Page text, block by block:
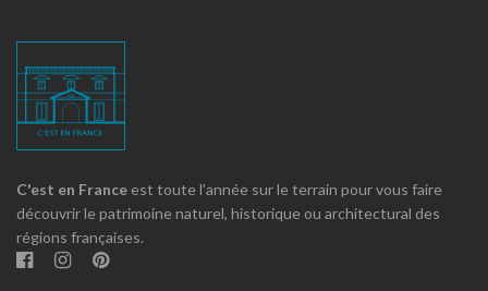
C'est en France est toute l'année sur le terrain pour vous faire
découvrir le patrimoine naturel, historique ou architectural des
régions françaises.